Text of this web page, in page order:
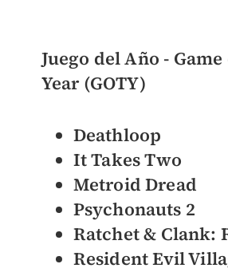
Juego del Año -
Year (GOTY)
Deathloop
It Takes Two
Metroid Dread
Psychonauts 2
Ratchet & Clank:
Resident Evil